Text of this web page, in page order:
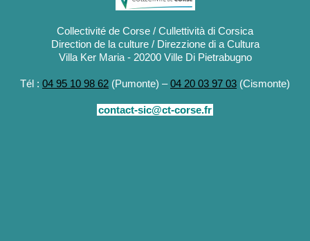
Collectivité de Corse / Cullettività di Corsica
Direction de la culture / Direzzione di a Cultura
Villa Ker Maria - 20200 Ville Di Pietrabugno
Tél : 04 95 10 98 62 (Pumonte) –04 20 03 97 03 (Cismonte)
contact-sic@ct-corse.fr